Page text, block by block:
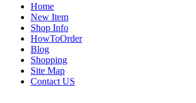
Home
New Item
Shop Info
HowToOrder
Blog
Shopping
Site Map
Contact US